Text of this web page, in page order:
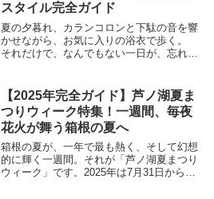
スタイル完全ガイド
夏の夕暮れ、カランコロンと下駄の音を響
かせながら、お気に入りの浴衣で歩く。
それだけで、なんでもない一日が、忘れら
いるんだろう？」 「この柄、自分の年齢
に合っている...
【2025年完全ガイド】芦ノ湖夏ま
つりウィーク特集！一週間、毎夜
花火が舞う箱根の夏へ
箱根の夏が、一年で最も熱く、そして幻想
的に輝く一週間。それが「芦ノ湖夏まつり
ウィーク」です。2025年は7月31日から8